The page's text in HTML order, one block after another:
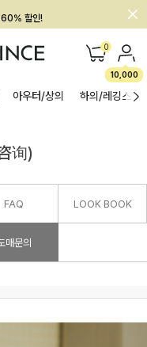
할인!
혜택 0
10,000
아우터/상의 하의/레깅스
询)
FAQ LOOK BOOK
매문의